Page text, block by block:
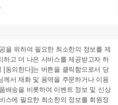
을 위하여 필요한 최소한의 정보를 제
하고 더 나은 서비스를 제공받고자 하
[동의한다]는 버튼을 클릭함으로서 당
서 재화 및 용역을 주문하거나 이용
배송을 비롯하여 이벤트 정보 및 신상
스에 필요한 최소한의 정보를 회원정